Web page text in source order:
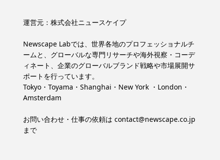
運営元： 株式会社ニュースケイプ
Newscape Labでは、世界各地のプロフェッショナルチ
ームと、グローバルな専門リサーチや海外視察・コーデ
ィネート、企業のグローバルブランド戦略や市場展開サ
ポートを行っています。
Tokyo・Toyama・Shanghai・New York ・London・
Amsterdam
お問い合わせ・仕事の依頼は contact@newscape.co.jp
まで